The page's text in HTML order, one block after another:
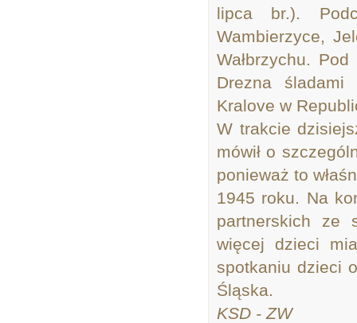
lipca br.).
Wambierzyce,
Wałbrzychu.
Drezna śladami
Kralove w
W trakcie
mówił o
ponieważ to
1945 roku. Na
partnerskich ze
więcej dzieci
spotkaniu dzieci
Śląska.
KSD - ZW